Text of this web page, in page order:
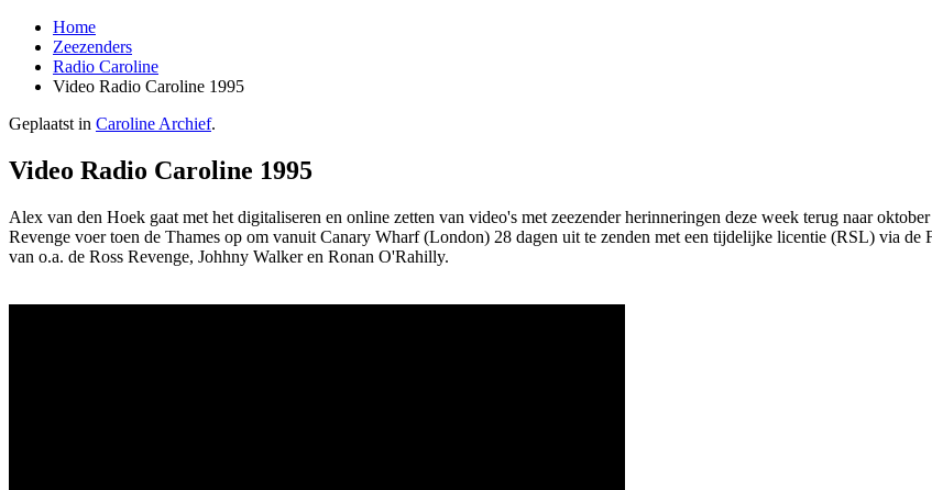
Home
Zeezenders
Radio Caroline
Video Radio Caroline 1995
Geplaatst in Caroline Archief.
Video Radio Caroline 1995
Alex van den Hoek gaat met het digitaliseren en online zetten van video's met zeezender herinneringen deze week terug naar
Revenge voer toen de Thames op om vanuit Canary Wharf (London) 28 dagen uit te zenden met een tijdelijke licentie (RSL) via
van o.a. de Ross Revenge, Johhny Walker en Ronan O'Rahilly.